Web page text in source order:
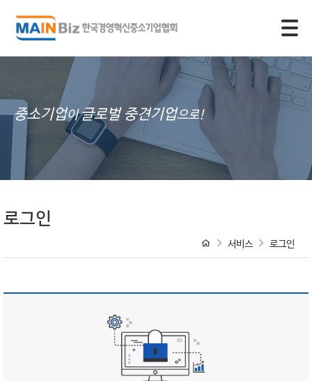
중소기업이글로벌 중견기업으로!
로그인
서비스 로그인